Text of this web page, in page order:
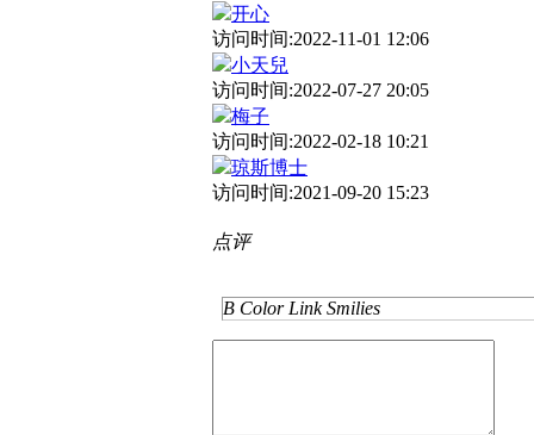
开心
访问时间:2022-11-01 12:06
小天兒
访问时间:2022-07-27 20:05
梅子
访问时间:2022-02-18 10:21
琼斯博士
访问时间:2021-09-20 15:23
点评
B Color Link Smilies